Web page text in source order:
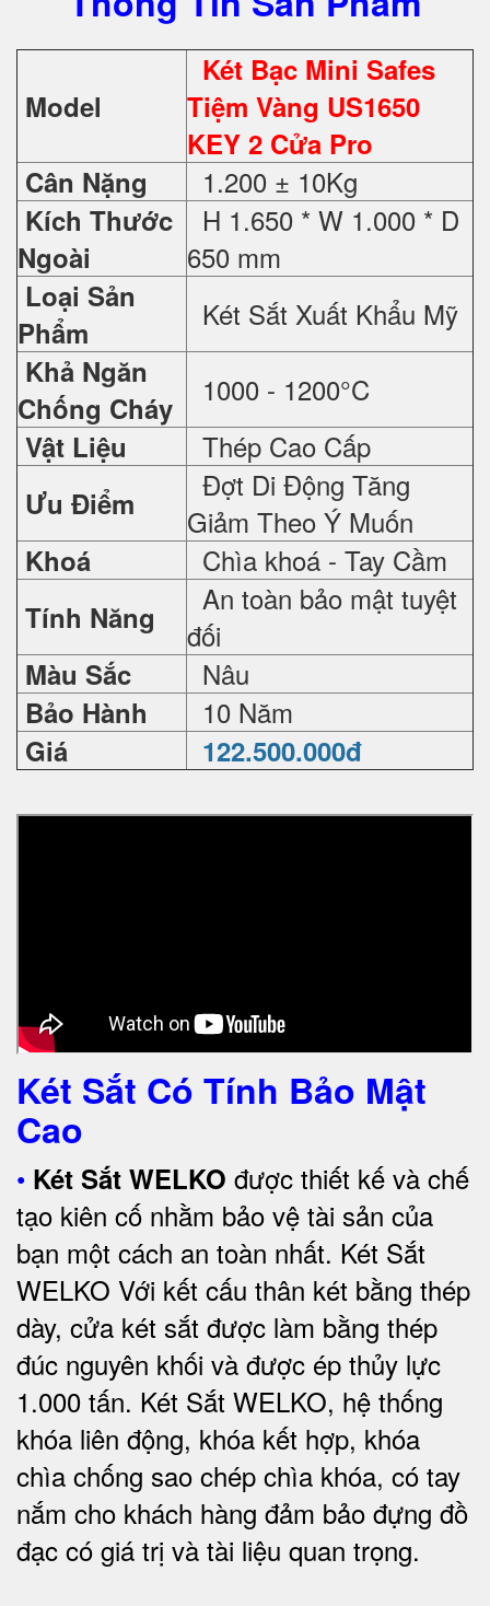
Model
Két Bạc Mini Safes
Tiệm Vàng US1650
KEY 2 Cửa Pro
Cân Nặng
1.200 ± 10Kg
Kích Thước
Ngoài
H 1.650 * W 1.000 * D
650 mm
Loại Sản
Phẩm
Két Sắt Xuất Khẩu Mỹ
Khả Ngăn
Chống Cháy
1000 - 1200°C
Vật Liệu Thép Cao Cấp
Ưu Điểm
Đợt Di Động Tăng
Giảm Theo Ý Muốn
Khoá Chìa khoá - Tay Cầm
Tính Năng
An toàn bảo mật tuyệt
đối
Màu Sắc Nâu
Bảo Hành 10 Năm
Giá 122.500.000đ
Két Sắt Có Tính Bảo Mật
Cao
• Két Sắt WELKO được thiết kế và chế
tạo kiên cố nhằm bảo vệ tài sản của
bạn một cách an toàn nhất. Két Sắt
WELKO Với kết cấu thân két bằng thép
dày, cửa két sắt được làm bằng thép
đúc nguyên khối và được ép thủy lực
1.000 tấn. Két Sắt WELKO, hệ thống
khóa liên động, khóa kết hợp, khóa
chìa chống sao chép chìa khóa, có tay
nắm cho khách hàng đảm bảo đựng đồ
đạc có giá trị và tài liệu quan trọng.